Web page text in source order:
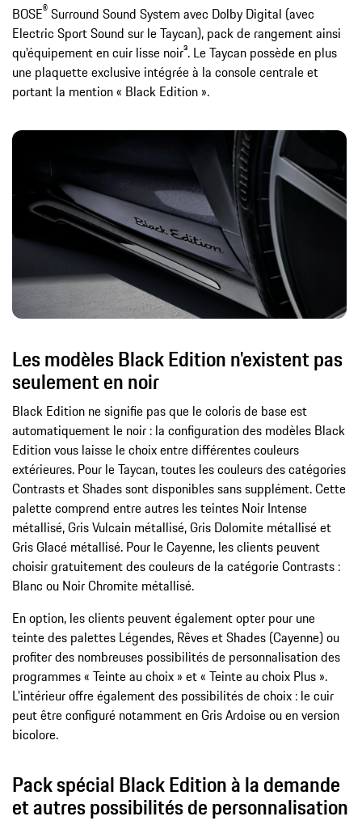
BOSE® Surround Sound System avec Dolby Digital (avec
Electric Sport Sound sur le Taycan), pack de rangement ainsi
qu'équipement en cuir lisse noir³. Le Taycan possède en plus
une plaquette exclusive intégrée à la console centrale et
portant la mention « Black Edition ».
Les modèles Black Edition n'existent pas
seulement en noir
Black Edition ne signifie pas que le coloris de base est
automatiquement le noir : la configuration des modèles Black
Edition vous laisse le choix entre différentes couleurs
extérieures. Pour le Taycan, toutes les couleurs des catégories
Contrasts et Shades sont disponibles sans supplément. Cette
palette comprend entre autres les teintes Noir Intense
métallisé, Gris Vulcain métallisé, Gris Dolomite métallisé et
Gris Glacé métallisé. Pour le Cayenne, les clients peuvent
choisir gratuitement des couleurs de la catégorie Contrasts :
Blanc ou Noir Chromite métallisé.
En option, les clients peuvent également opter pour une
teinte des palettes Légendes, Rêves et Shades (Cayenne) ou
profiter des nombreuses possibilités de personnalisation des
programmes « Teinte au choix » et « Teinte au choix Plus ».
L'intérieur offre également des possibilités de choix : le cuir
peut être configuré notamment en Gris Ardoise ou en version
bicolore.
Pack spécial Black Edition à la demande
et autres possibilités de personnalisation